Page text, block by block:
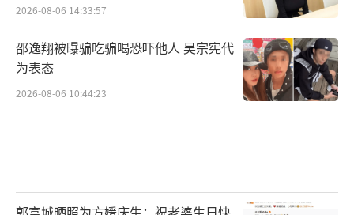
2026-08-06 14:33:57
邵逸翔被曝骗吃骗喝恐吓他人 吴宗宪代
为表态
2026-08-06 10:44:23